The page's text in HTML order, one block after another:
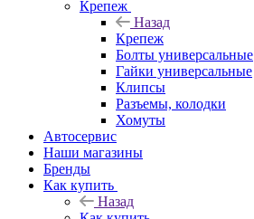
Крепеж
Назад
Крепеж
Болты универсальные
Гайки универсальные
Клипсы
Разъемы, колодки
Хомуты
Автосервис
Наши магазины
Бренды
Как купить
Назад